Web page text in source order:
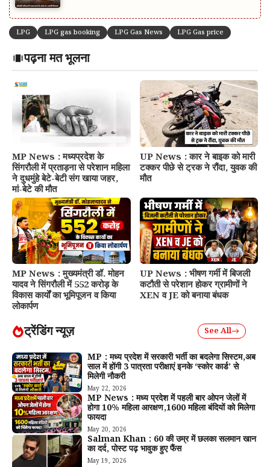
LPG LPG gas booking LPG Gas News LPG Gas price
पढ़ना मत भूलना
MP News : मध्यप्रदेश के
सिंगरौली में प्रताड़ना से परेशान महिला
ने दुधमुंहे बेटे-बेटी संग खाया जहर,
मां-बेटे की मौत
UP News : कार ने बाइक को मारी
टक्कर पीछे से ट्रक ने रौंदा, युवक की
मौत
MP News : मुख्यमंत्री डॉ. मोहन
यादव ने सिंगरौली में 552 करोड़ के
विकास कार्यों का भूमिपूजन व किया
लोकार्पण
UP News : भीषण गर्मी में बिजली
कटौती से परेशान होकर ग्रामीणों ने
XEN व JE को बनाया बंधक
ट्रेंडिंग न्यूज़ See All
MP : मध्य प्रदेश में सरकारी भर्ती का बदलेगा सिस्टम,अब
साल में होंगी 3 पात्रता परीक्षाएं इनके ‘स्कोर कार्ड’ से
मिलेगी नौकरी
May 22, 2026
MP News : मध्य प्रदेश में पहली बार ओपन जेलों में
होगा 10% महिला आरक्षण,1600 महिला बंदियों को मिलेगा
फायदा
May 20, 2026
Salman Khan : 60 की उम्र में छलका सलमान खान
का दर्द, पोस्ट पढ़ भावुक हुए फैंस
May 19, 2026